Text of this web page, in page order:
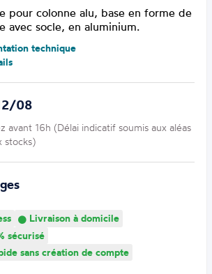
pour colonne alu, base en forme de
avec socle, en aluminium.
technique
08
avant 16h (Délai indicatif soumis aux aléas
stocks)
Livraison à domicile
sécurisé
sans création de compte